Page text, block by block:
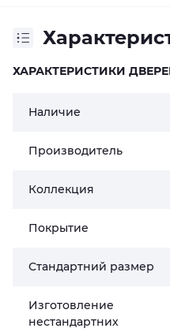
ХАРАКТЕРИСТИКИ
Наличие
Производитель
Коллекция
Покрытие
Стандартний размер
Изготовление
нестандартних